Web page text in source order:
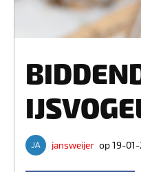
jansweijer op 19-